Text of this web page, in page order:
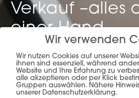
Verkauf –alles
einer Hand.
mehr erfahren
Wir verwenden
Wir nutzen Cookies auf unserer
ihnen sind essenziell, während
Website und Ihre Erfahrung zu
alle akzeptieren oder per Klick
Gruppen auswählen. Nähere
unserer Datenschutzerklärung.